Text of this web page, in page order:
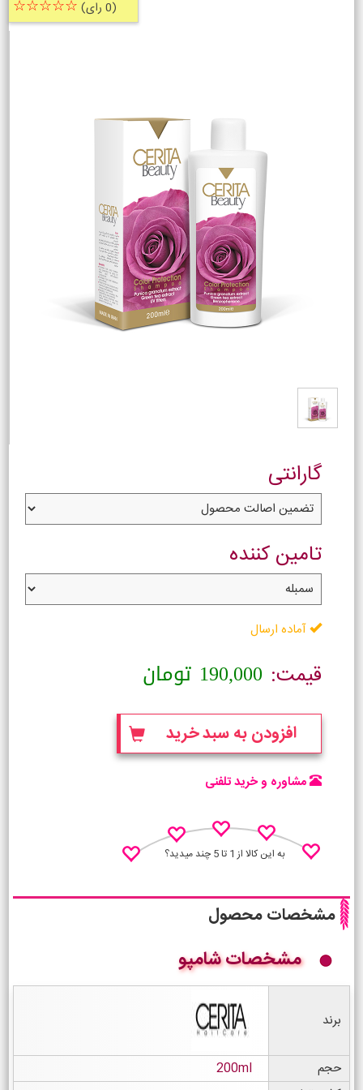
(0 رای) ☆☆☆☆☆
گارانتی
تامین کننده
آماده ارسال
قیمت: 190,000 تومان
افزودن به سبد خرید
مشاوره و خرید تلفنی
به این کالا از 1 تا 5 چند میدید؟
نظـر منو اعلام کن
مشخصات محصول
مشخصات شامپو
برند
حجم
200ml